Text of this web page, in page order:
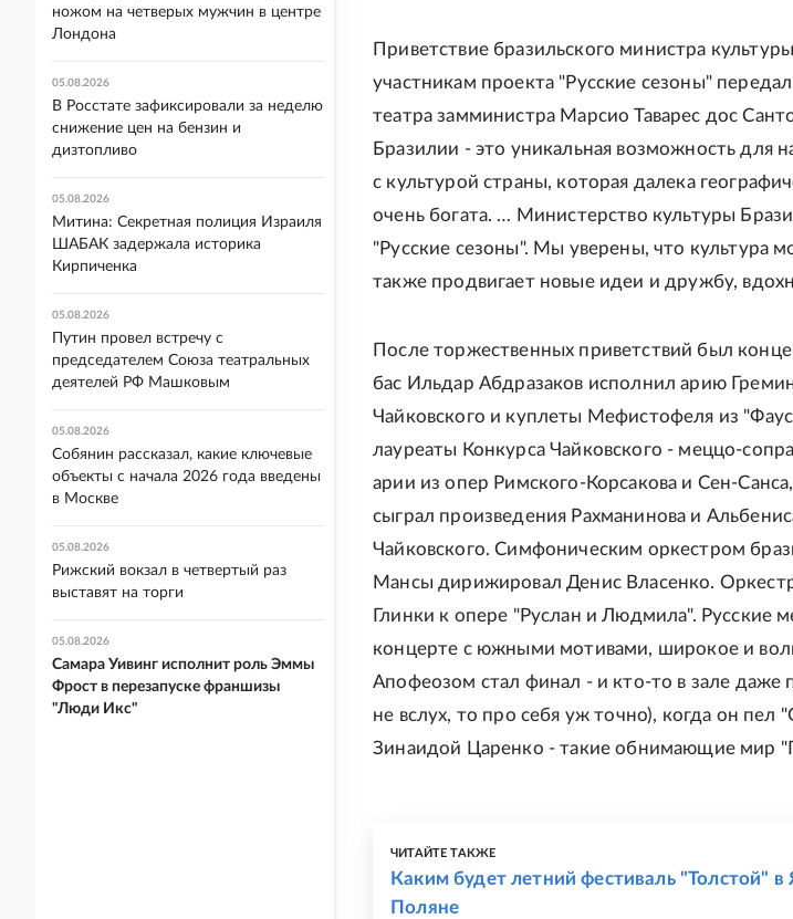
Приветствие бразильского министра
участникам проекта "Русские сезоны"
театра замминистра Марсио Таварес дос
Бразилии - это уникальная возможность для
с культурой страны, которая далека
очень богата. … Министерство культуры
"Русские сезоны". Мы уверены, что культура
также продвигает новые идеи и дружбу,
После торжественных приветствий был
бас Ильдар Абдразаков исполнил арию
Чайковского и куплеты Мефистофеля из
лауреаты Конкурса Чайковского - меццо-
арии из опер Римского-Корсакова и Сен-
сыграл произведения Рахманинова и
Чайковского. Симфоническим оркестром
Мансы дирижировал Денис Власенко.
Глинки к опере "Руслан и Людмила". Русские
концерте с южными мотивами, широкое и
Апофеозом стал финал - и кто-то в зале даже
не вслух, то про себя уж точно), когда он пел
Зинаидой Царенко - такие обнимающие мир
ЧИТАЙТЕ ТАКЖЕ
Каким будет летний фестиваль "Толстой" в
Поляне
ножом на четверых мужчин в центре
Лондона
05.08.2026
В Росстате зафиксировали за неделю
снижение цен на бензин и
дизтопливо
05.08.2026
Митина: Секретная полиция Израиля
ШАБАК задержала историка
Кирпиченка
05.08.2026
Путин провел встречу с
председателем Союза театральных
деятелей РФ Машковым
05.08.2026
Собянин рассказал, какие ключевые
объекты с начала 2026 года введены
в Москве
05.08.2026
Рижский вокзал в четвертый раз
выставят на торги
05.08.2026
Самара Уивинг исполнит роль Эммы
Фрост в перезапуске франшизы
"Люди Икс"